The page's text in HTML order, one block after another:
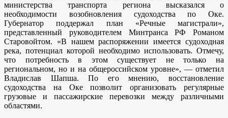
министерства транспорта региона высказался о
необходимости возобновления судоходства по Оке.
Губернатор поддержал план «Речные магистрали»,
представленный руководителем Минтранса РФ Романом
Старовойтом. «В нашем распоряжении имеется судоходная
река, потенциал которой необходимо использовать. Отмечу,
что потребность в этом существует не только на
региональном, но и на общероссийском уровне», — отметил
Владислав Шапша. По его мнению, восстановление
судоходства на Оке позволит организовать регулярные
грузовые и пассажирские перевозки между различными
областями.